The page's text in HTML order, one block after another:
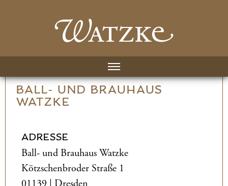
BALL- UND­ BRAUHAUS
WATZKE
ADRESSE
Ball- und­ Brauhaus Watzke
Kötzschenbroder Straße 1